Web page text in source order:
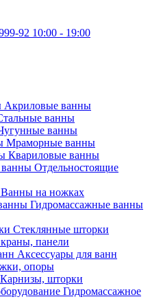
92 10:00 - 19:00
Акриловые ванны
ванны
ванны
Мраморные ванны
Квариловые ванны
Отдельностоящие
Ванны на ножках
Гидромассажные ванны
Стеклянные шторки
панели
Аксессуары для ванн
опоры
Карнизы, шторки
Гидромассажное